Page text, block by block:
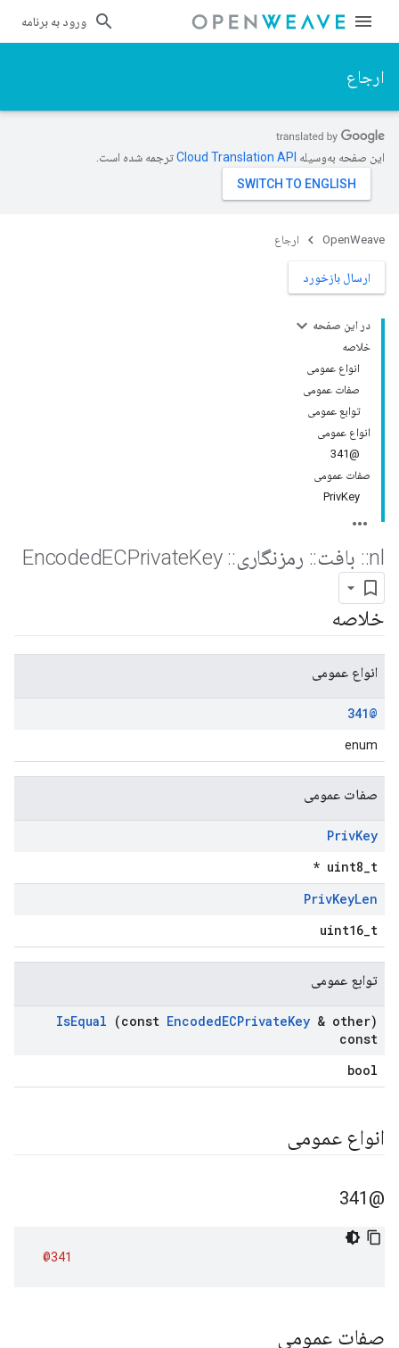
ورود به برنامه
ارجاع
این صفحه به‌وسیله ترجمه شده است.
OpenWeave ارجاع
ارسال بازخورد
در این صفحه
خلاصه
انواع عمومی
صفات عمومی
توابع عمومی
انواع عمومی
@341
صفات عمومی
PrivKey
nl
:: بافت:: رمزنگاری::
Encoded
ECPrivateKey
خلاصه
انواع عمومی
@341
enum
صفات عمومی
PrivKey
uint8_t *
PrivKeyLen
uint16_t
توابع عمومی
IsEqual (const EncodedECPrivateKey & other)
const
bool
انواع عمومی
@341
@341
صفات عمومی